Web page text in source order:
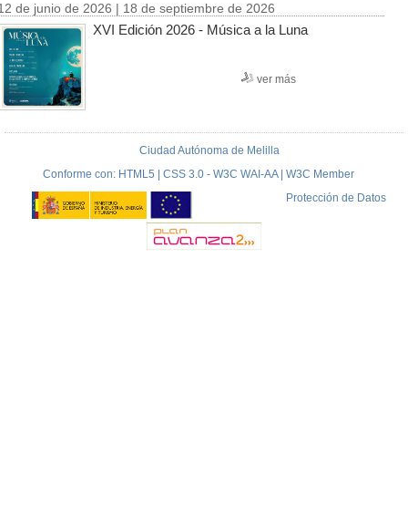
de junio de 2026 | 18 de septiembre de 2026
XVI Edición 2026 - Música a la Luna
ver más
Ciudad Autónoma de Melilla
Conforme con: HTML5 | CSS 3.0 - W3C WAI-AA | W3C Member
Protección de Datos